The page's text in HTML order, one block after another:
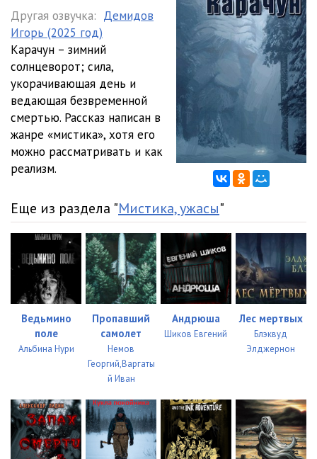
Другая озвучка: Демидов
Игорь (2025 год)
Карачун – зимний
солнцеворот; сила,
укорачивающая день и
ведающая безвременной
смертью. Рассказ написан в
жанре «мистика», хотя его
можно рассматривать и как
реализм.
Еще из раздела "Мистика, ужасы"
Ведьмино
поле
Альбина Нури
Пропавший
самолет
Немов
Георгий,Варгаты
й Иван
Андрюша
Шиков Евгений
Лес мертвых
Блэквуд
Элджернон